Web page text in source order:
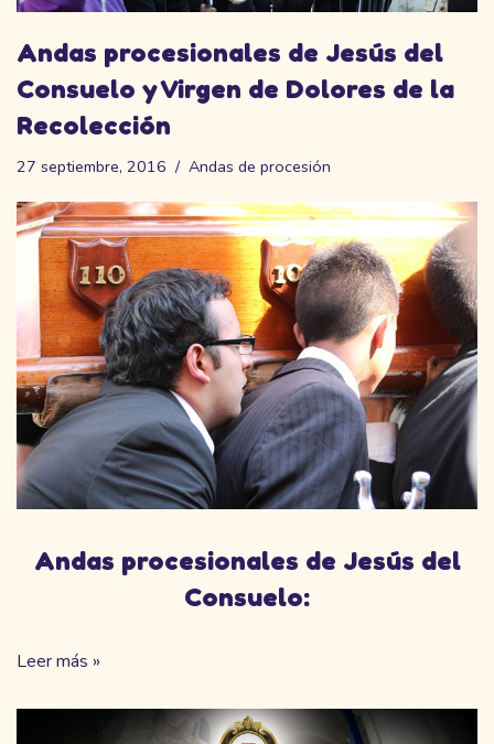
Andas procesionales de Jesús del
Consuelo y Virgen de Dolores de la
Recolección
27 septiembre, 2016 Andas de procesión
Andas procesionales de Jesús del
Consuelo:
Leer más »